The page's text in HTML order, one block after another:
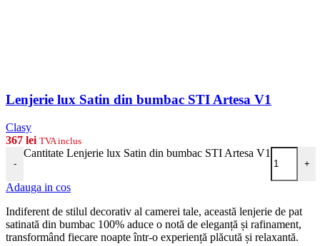
Lenjerie lux Satin din bumbac STI Artesa V1
Clasy
367 lei TVA inclus
-
Cantitate Lenjerie lux Satin din bumbac STI Artesa V1
+
Adauga in cos
Indiferent de stilul decorativ al camerei tale, această lenjerie de pat
satinată din bumbac 100% aduce o notă de eleganță și rafinament,
transformând fiecare noapte într-o experiență plăcută și relaxantă.